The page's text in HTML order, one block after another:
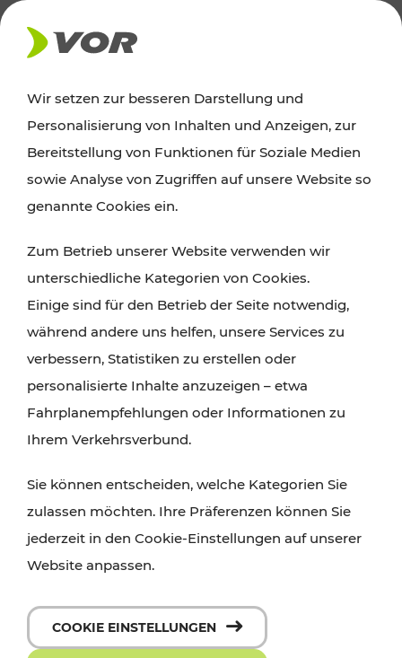
AKTUELLES
Ausflugstipps
Wien, Niederösterreich und das Burgenland
Wanderungen, Kultur und Gastronomie,
Radtouren oder purer Naturgenuss – viele
Attraktionen sind mit den Ticket- und Fahrplan-
Angeboten des VOR gut und schnell erreichbar.
Wir setzen zur besseren Darstellung und
Personalisierung von Inhalten und Anzeigen, zur
Bereitstellung von Funktionen für Soziale Medien
sowie Analyse von Zugriffen auf unsere Website so
genannte Cookies ein.
Zum Betrieb unserer Website verwenden wir
unterschiedliche Kategorien von Cookies.
Einige sind für den Betrieb der Seite notwendig,
während andere uns helfen, unsere Services zu
verbessern, Statistiken zu erstellen oder
personalisierte Inhalte anzuzeigen – etwa
Fahrplanempfehlungen oder Informationen zu
Ihrem Verkehrsverbund.
Sie können entscheiden, welche Kategorien Sie
zulassen möchten. Ihre Präferenzen können Sie
jederzeit in den Cookie-Einstellungen auf unserer
Website anpassen.
COOKIE EINSTELLUNGEN